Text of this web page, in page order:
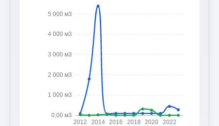
0,00 м3
1 000 м3
2 000 м3
3 000 м3
4 000 м3
5 000 м3
2012 2014 2016 2018 2020 2022